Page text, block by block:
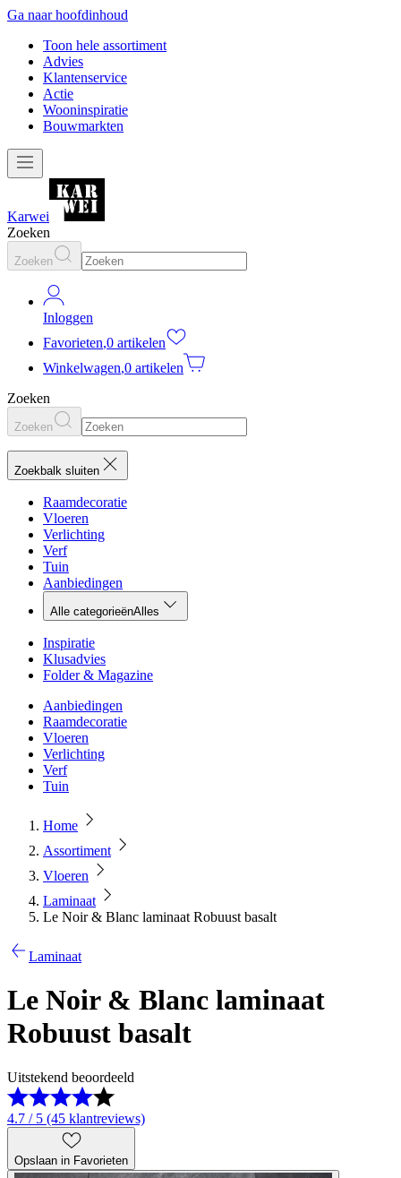
Ga naar hoofdinhoud
Toon hele assortiment
Advies
Klantenservice
Actie
Wooninspiratie
Bouwmarkten
Karwei
Zoeken
Zoeken
Inloggen
Favorieten,0 artikelen
Winkelwagen,0 artikelen
Zoeken
Zoeken
Zoekbalk sluiten
Raamdecoratie
Vloeren
Verlichting
Verf
Tuin
Aanbiedingen
Alle categorieënAlles
Inspiratie
Klusadvies
Folder & Magazine
Aanbiedingen
Raamdecoratie
Vloeren
Verlichting
Verf
Tuin
Home
Assortiment
Vloeren
Laminaat
Le Noir & Blanc laminaat Robuust basalt
Laminaat
Le Noir & Blanc laminaat
Robuust basalt
Uitstekend beoordeeld
4.7 / 5 (45 klantreviews)
Opslaan in Favorieten